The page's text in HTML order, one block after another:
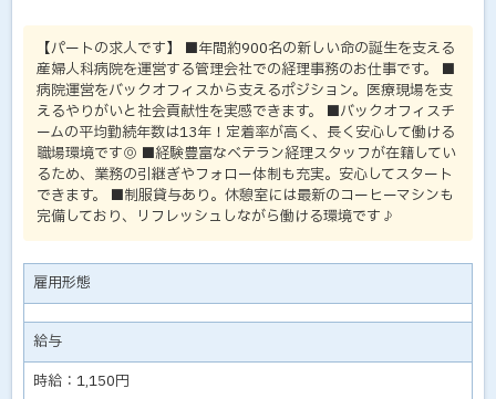
【パートの求人です】 ■年間約900名の新しい命の誕生を支える
産婦人科病院を運営する管理会社での経理事務のお仕事です。 ■
病院運営をバックオフィスから支えるポジション。医療現場を支
えるやりがいと社会貢献性を実感できます。 ■バックオフィスチ
ームの平均勤続年数は13年！定着率が高く、長く安心して働ける
職場環境です◎ ■経験豊富なベテラン経理スタッフが在籍してい
るため、業務の引継ぎやフォロー体制も充実。安心してスタート
できます。 ■制服貸与あり。休憩室には最新のコーヒーマシンも
完備しており、リフレッシュしながら働ける環境です♪
雇用形態
給与
時給：1,150円